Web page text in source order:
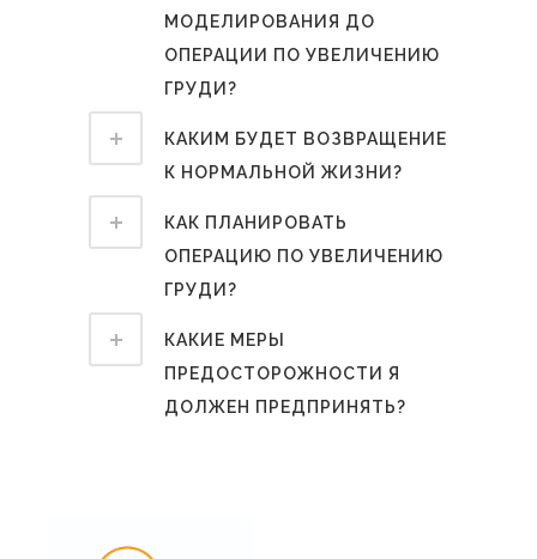
МОДЕЛИРОВАНИЯ ДО
ОПЕРАЦИИ ПО УВЕЛИЧЕНИЮ
ГРУДИ?
КАКИМ БУДЕТ ВОЗВРАЩЕНИЕ
К НОРМАЛЬНОЙ ЖИЗНИ?
КАК ПЛАНИРОВАТЬ
ОПЕРАЦИЮ ПО УВЕЛИЧЕНИЮ
ГРУДИ?
КАКИЕ МЕРЫ
ПРЕДОСТОРОЖНОСТИ Я
ДОЛЖЕН ПРЕДПРИНЯТЬ?